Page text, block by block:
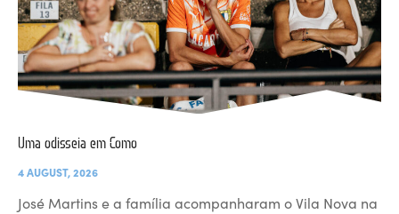
Uma odisseia em Como
4 AUGUST, 2026
José Martins e a família acompanharam o Vila Nova na